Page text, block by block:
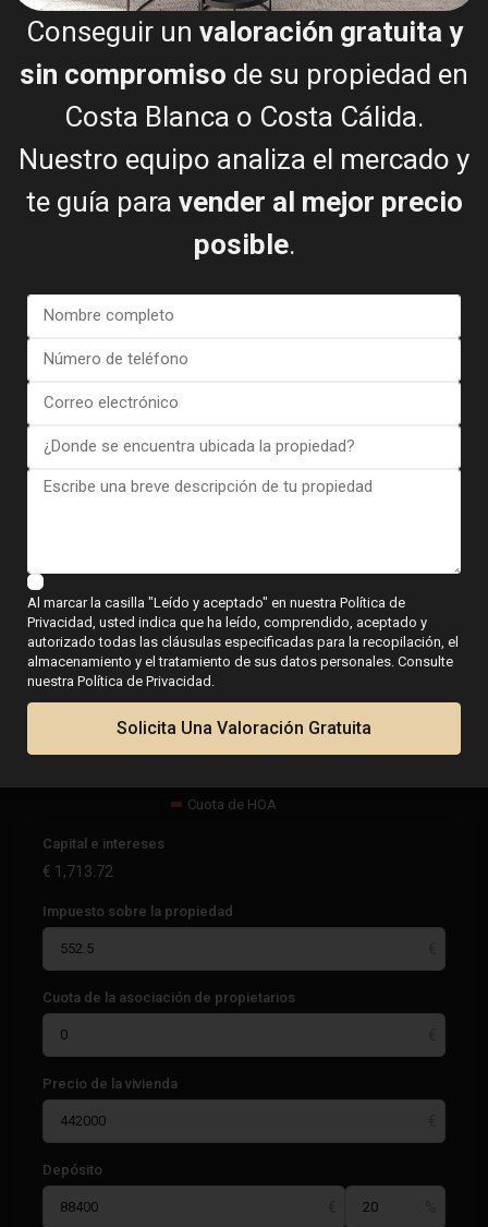
Bungalow in Torrevieja (Alica...
3 dormitorios 2 BA 138
Calculadora
€2,266.22
por mes
Cuota de HOA
Capital e intereses
€ 1,713.72
Impuesto sobre la propiedad
Cuota de la asociación de propietarios
Precio de la vivienda
Depósito
Conseguir un valoración gratuita y
sin compromiso de su propiedad en
Costa Blanca o Costa Cálida.
Nuestro equipo analiza el mercado y
te guía para vender al mejor precio
posible.
Al marcar la casilla "Leído y aceptado" en nuestra Política de
Privacidad, usted indica que ha leído, comprendido, aceptado y
autorizado todas las cláusulas especificadas para la recopilación, el
almacenamiento y el tratamiento de sus datos personales. Consulte
nuestra Política de Privacidad.
Solicita Una Valoración Gratuita